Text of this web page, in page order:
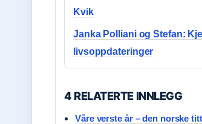
Kvik
Janka Polliani og Stefan:
livsoppdateringer
4 RELATERTE INNLEGG
Våre verste år – den norske